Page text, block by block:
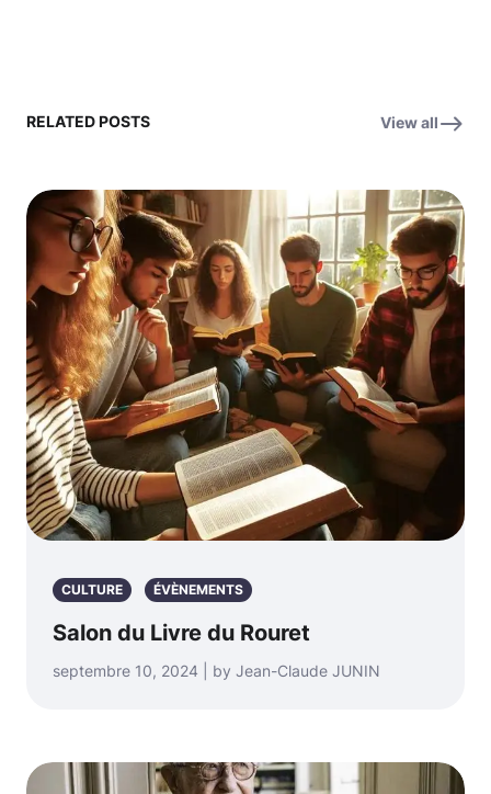
RELATED POSTS View all
CULTURE ÉVÈNEMENTS
Salon du Livre du Rouret
septembre 10, 2024 | by Jean-Claude JUNIN